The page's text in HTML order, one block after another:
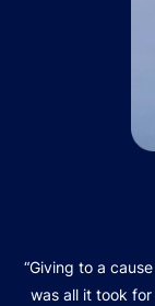
“Giving to a
was all it took